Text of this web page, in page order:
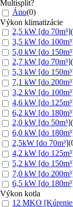
Multisplit?
Áno(0)
Výkon klimatizácie
2,5 kW [do 70m³](
3,5 kW [do
5,0 kW [do
2,7 kW [do 70m³](
5,3 kW [do
7,1 kW [do
3,2 kW [do
4,6 kW [do
6,2 kW [do
2,0 kW [do 50m³](
6,0 kW [do
2,5kW [do 70m³](
4,2 kW [do
5,2 kW [do
7,0 kW [do
6,5 kW [do
Výkon kotla
12 MKO [Kúrenie